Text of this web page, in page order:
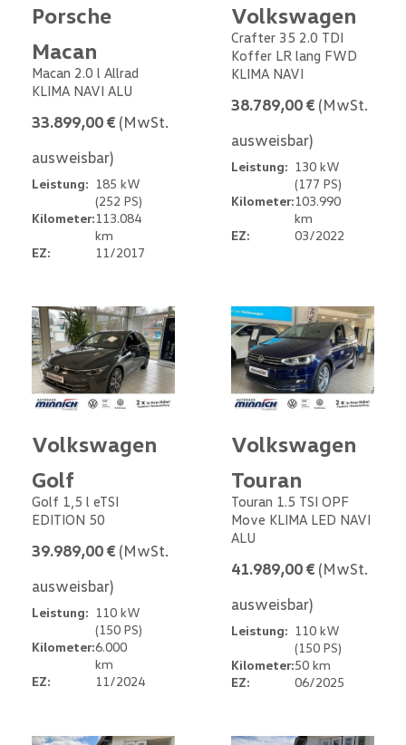
Porsche
Macan
Macan 2.0 l Allrad
KLIMA NAVI ALU
33.899,00 € (MwSt.
ausweisbar)
Leistung: 185 kW
(252 PS)
Kilometer:113.084
km
EZ:
11/2017
Volkswagen
Crafter 35 2.0 TDI
Koffer LR lang FWD
KLIMA NAVI
38.789,00 € (MwSt.
ausweisbar)
Leistung: 130 kW
(177 PS)
Kilometer:103.990
km
EZ:
03/2022
Volkswagen
Golf
Golf 1,5 l eTSI
EDITION 50
39.989,00 € (MwSt.
ausweisbar)
Leistung: 110 kW
(150 PS)
Kilometer:6.000
km
EZ:
11/2024
Volkswagen
Touran
Touran 1.5 TSI OPF
Move KLIMA LED NAVI
ALU
41.989,00 € (MwSt.
ausweisbar)
Leistung: 110 kW
(150 PS)
Kilometer:50 km
EZ:
06/2025